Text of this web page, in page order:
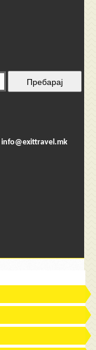
info@exittravel.mk